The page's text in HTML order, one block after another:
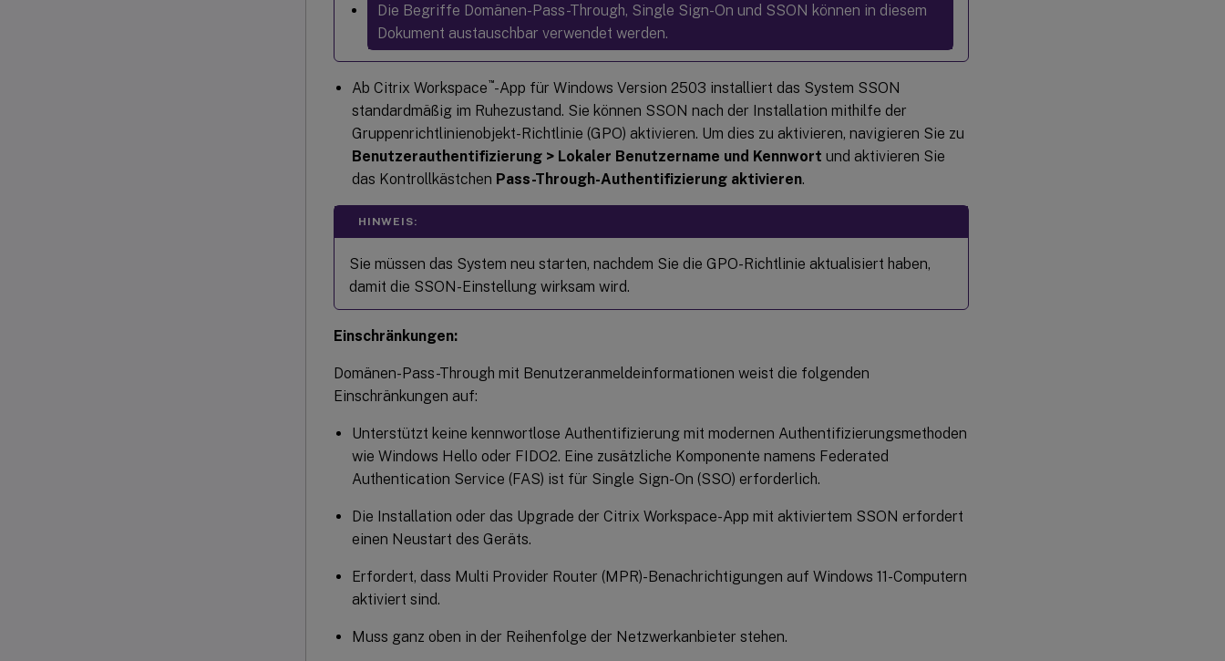
Die Begriffe Domänen-Pass-Through, Single Sign-On und SSON können in diesem
Dokument austauschbar verwendet werden.
Ab Citrix Workspace ™-App für Windows Version 2503 installiert das System SSON
standardmäßig im Ruhezustand. Sie können SSON nach der Installation mithilfe der
Gruppenrichtlinienobjekt-Richtlinie (GPO) aktivieren. Um dies zu aktivieren, navigieren Sie zu
Benutzerauthentifizierung > Lokaler Benutzername und Kennwort und aktivieren Sie
das Kontrollkästchen Pass-Through-Authentifizierung aktivieren.
HINWEIS:
Sie müssen das System neu starten, nachdem Sie die GPO-Richtlinie aktualisiert haben,
damit die SSON-Einstellung wirksam wird.
Einschränkungen:
Domänen-Pass-Through mit Benutzeranmeldeinformationen weist die folgenden
Einschränkungen auf:
Unterstützt keine kennwortlose Authentifizierung mit modernen Authentifizierungsmethoden
wie Windows Hello oder FIDO2. Eine zusätzliche Komponente namens Federated
Authentication Service (FAS) ist für Single Sign-On (SSO) erforderlich.
Die Installation oder das Upgrade der Citrix Workspace-App mit aktiviertem SSON erfordert
einen Neustart des Geräts.
Erfordert, dass Multi Provider Router (MPR)-Benachrichtigungen auf Windows 11-Computern
aktiviert sind.
Muss ganz oben in der Reihenfolge der Netzwerkanbieter stehen.